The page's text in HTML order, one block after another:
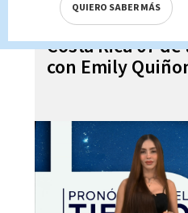
Pronóstico del
Costa Rica 07
con Emily
QUIERO SABER MÁS